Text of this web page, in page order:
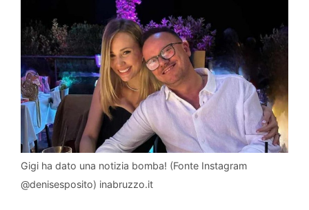
Gigi ha dato una notizia bomba! (Fonte Instagram
@denisesposito) inabruzzo.it